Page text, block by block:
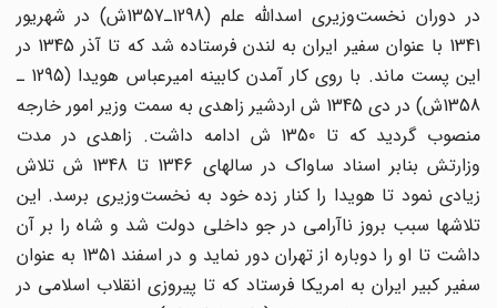
در دوران نخست‌وزیری اسدالله علم (1298ـ1357ش) در شهریور
1341 با عنوان سفیر ایران به لندن فرستاده شد که تا آذر 1345 در
این پست ماند. با روی کار آمدن کابینه امیر‌عباس هویدا (1295 ـ
1358ش) در دی 1345 ش اردشیر زاهدی به سمت وزیر امور خارجه
منصوب گردید که تا 1350 ش ادامه داشت. زاهدی در مدت
وزارتش بنابر اسناد ساواک در سالهای 1346 تا 1348 ش تلاش
زیادی نمود تا هویدا را کنار زده خود به نخست‌وزیری برسد. این
تلاشها سبب بروز ناآرامی در جو داخلی دولت شد و شاه را بر آن
داشت تا او را دوباره از تهران دور نماید و در اسفند 1351 به عنوان
سفیر کبیر ایران به امریکا فرستاد که تا پیروزی انقلاب اسلامی در